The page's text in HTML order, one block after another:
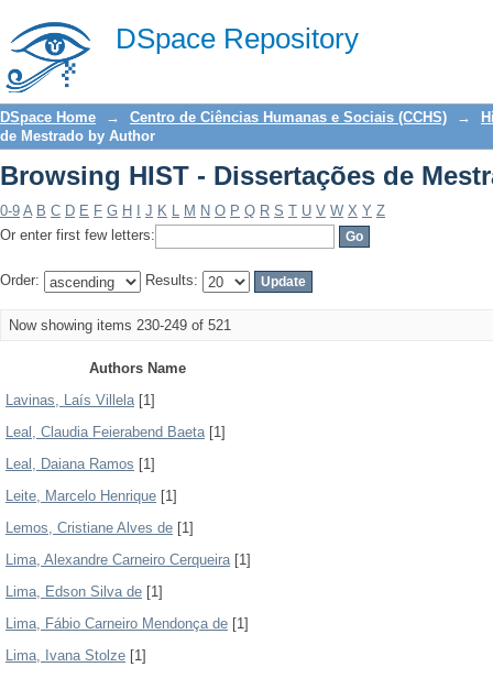
DSpace Repository
Browsing HIST - Dissertações de
DSpace Home → Centro de Ciências Humanas e Sociais (CCHS) →
de Mestrado by Author
Browsing HIST - Dissertações de
0-9 A B C D E F G H J K L M N O P Q R S T U V W X Y Z
Or enter first few letters:
Order: Results:
Now showing items 230-249 of 521
Authors Name
Lavinas, Laís Villela[1]
Leal, Claudia Feierabend Baeta[1]
Leal, Daiana Ramos [1]
Leite, Marcelo Henrique [1]
Lemos, Cristiane Alves de [1]
Lima, Alexandre Carneiro Cerqueira[1]
Lima, Edson Silva de [1]
Lima, Fábio Carneiro Mendonça de [1]
Lima, Ivana Stolze [1]